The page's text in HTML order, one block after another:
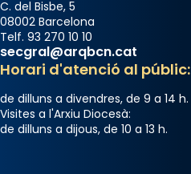
C. del Bisbe, 5
08002 Barcelona
Telf. 93 270 10 10
secgral@arqbcn.cat
Horari d'atenció al públic:
de dilluns a divendres, de 9 a 14 h.
Visites a l'Arxiu Diocesà:
de dilluns a dijous, de 10 a 13 h.